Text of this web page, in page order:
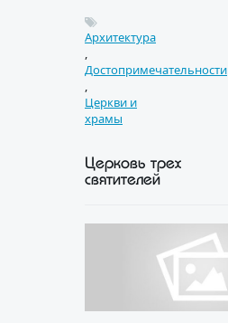
Архитектура
,
Достопримечательности
,
Церкви и
храмы
Церковь трех
святителей